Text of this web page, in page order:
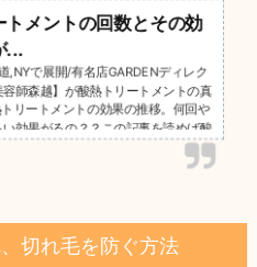
トメントの回数とその効
...
,NYで展開/有名店GARDENディレク
師森越】が酸熱トリートメントの真
リートメントの効果の推移。何回や
効果がるの？？この記事を読めば酸
トの効果やその推移が明らかに。業界
トリートメントとは実際にどんなも
武蔵小杉店NEUTRAL DOOR勤
上の酸熱トリートメントを行い、リ
誇る、トリー...
切れ毛を防ぐ方法